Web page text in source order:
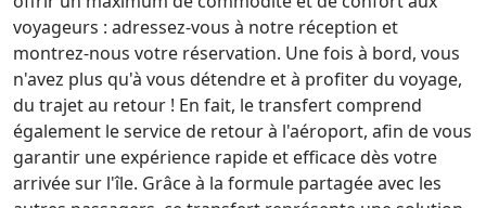
voyageurs : adressez-vous à notre réception et
montrez-nous votre réservation. Une fois à bord, vous
n'avez plus qu'à vous détendre et à profiter du voyage,
du trajet au retour ! En fait, le transfert comprend
également le service de retour à l'aéroport, afin de vous
garantir une expérience rapide et efficace dès votre
arrivée sur l'île. Grâce à la formule partagée avec les